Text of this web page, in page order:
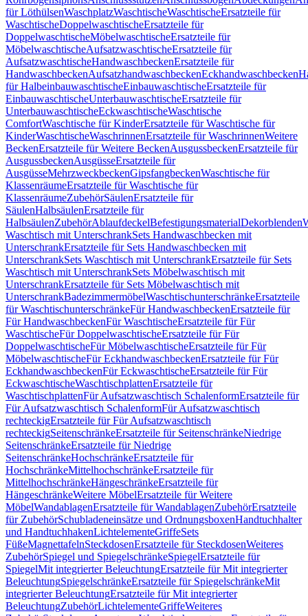
für LöthülsenWaschplatzWaschtischeWaschtischeErsatzteile für
WaschtischeDoppelwaschtischeErsatzteile für
DoppelwaschtischeMöbelwaschtischeErsatzteile für
MöbelwaschtischeAufsatzwaschtischeErsatzteile für
AufsatzwaschtischeHandwaschbeckenErsatzteile für
HandwaschbeckenAufsatzhandwaschbeckenEckhandwaschbecken
für HalbeinbauwaschtischeEinbauwaschtischeErsatzteile für
EinbauwaschtischeUnterbauwaschtischeErsatzteile für
UnterbauwaschtischeEckwaschtischeWaschtische
ComfortWaschtische für KinderErsatzteile für Waschtische für
KinderWaschtischeWaschrinnenErsatzteile für WaschrinnenWeitere
BeckenErsatzteile für Weitere BeckenAusgussbeckenErsatzteile für
AusgussbeckenAusgüsseErsatzteile für
AusgüsseMehrzweckbeckenGipsfangbeckenWaschtische für
KlassenräumeErsatzteile für Waschtische für
KlassenräumeZubehörSäulenErsatzteile für
SäulenHalbsäulenErsatzteile für
HalbsäulenZubehörAblaufdeckelBefestigungsmaterialDekorblenden
Waschtisch mit UnterschrankSets Handwaschbecken mit
UnterschrankErsatzteile für Sets Handwaschbecken mit
UnterschrankSets Waschtisch mit UnterschrankErsatzteile für Sets
Waschtisch mit UnterschrankSets Möbelwaschtisch mit
UnterschrankErsatzteile für Sets Möbelwaschtisch mit
UnterschrankBadezimmermöbelWaschtischunterschränkeErsatzteile
für WaschtischunterschränkeFür HandwaschbeckenErsatzteile für
Für HandwaschbeckenFür WaschtischeErsatzteile für Für
WaschtischeFür DoppelwaschtischeErsatzteile für Für
DoppelwaschtischeFür MöbelwaschtischeErsatzteile für Für
MöbelwaschtischeFür EckhandwaschbeckenErsatzteile für Für
EckhandwaschbeckenFür EckwaschtischeErsatzteile für Für
EckwaschtischeWaschtischplattenErsatzteile für
WaschtischplattenFür Aufsatzwaschtisch SchalenformErsatzteile für
Für Aufsatzwaschtisch SchalenformFür Aufsatzwaschtisch
rechteckigErsatzteile für Für Aufsatzwaschtisch
rechteckigSeitenschränkeErsatzteile für SeitenschränkeNiedrige
SeitenschränkeErsatzteile für Niedrige
SeitenschränkeHochschränkeErsatzteile für
HochschränkeMittelhochschränkeErsatzteile für
MittelhochschränkeHängeschränkeErsatzteile für
HängeschränkeWeitere MöbelErsatzteile für Weitere
MöbelWandablagenErsatzteile für WandablagenZubehörErsatzteile
für ZubehörSchubladeneinsätze und OrdnungsboxenHandtuchhalter
und HandtuchhakenLichtelementeGriffeSets
FüßeMagnettafelnSteckdosenErsatzteile für SteckdosenWeiteres
ZubehörSpiegel und SpiegelschränkeSpiegelErsatzteile für
SpiegelMit integrierter BeleuchtungErsatzteile für Mit integrierter
BeleuchtungSpiegelschränkeErsatzteile für SpiegelschränkeMit
integrierter BeleuchtungErsatzteile für Mit integrierter
BeleuchtungZubehörLichtelementeGriffeWeiteres